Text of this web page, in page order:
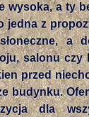
wysoka, a ty
jedna z
a
salonu czy
przed
budynku.
dla